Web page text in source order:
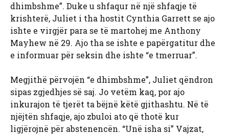
dhimbshme”. Duke u shfaqur në një shfaqje të
krishterë, Juliet i tha hostit Cynthia Garrett se ajo
ishte e virgjër para se të martohej me Anthony
Mayhew në 29. Ajo tha se ishte e papërgatitur dhe
e informuar për seksin dhe ishte “e tmerruar”.
Megjithë përvojën “e dhimbshme”, Juliet qëndron
sipas zgjedhjes së saj. Jo vetëm kaq, por ajo
inkurajon të tjerët ta bëjnë këtë gjithashtu. Në të
njëjtën shfaqje, ajo zbuloi ato që thotë kur
ligjërojnë për abstenencën. “Unë isha si” Vajzat,